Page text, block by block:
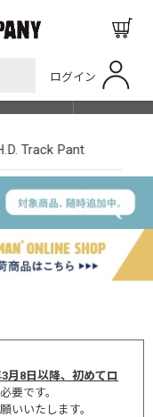
ログイン
SHOP LIST
Track Pant
月8日以降、初めてロ
要です。
いいたします。